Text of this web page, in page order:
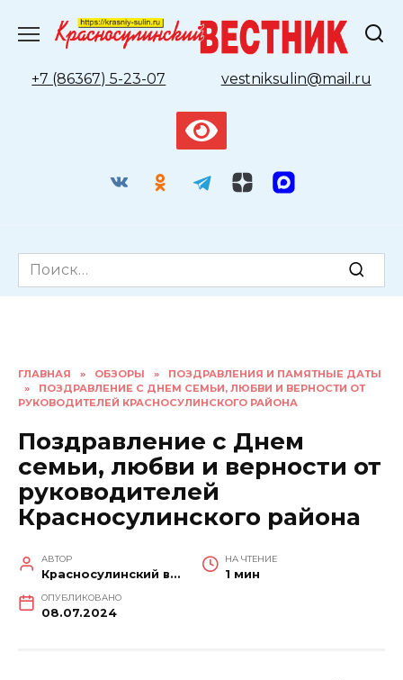
содержанию
+7 (86367) 5-23-07
vestniksulin@mail.ru
Search
for:
ГЛАВНАЯ » ОБЗОРЫ »
ПОЗДРАВЛЕНИЯ И ПАМЯТНЫЕ ДАТЫ
»
ПОЗДРАВЛЕНИЕ С ДНЕМ СЕМЬИ, ЛЮБВИ И ВЕРНОСТИ ОТ
РУКОВОДИТЕЛЕЙ КРАСНОСУЛИНСКОГО РАЙОНА
Поздравление с Днем
семьи, любви и верности от
руководителей
Красносулинского района
АВТОР
Красносулинский вестник
НА ЧТЕНИЕ
1 мин
ОПУБЛИКОВАНО
08.07.2024